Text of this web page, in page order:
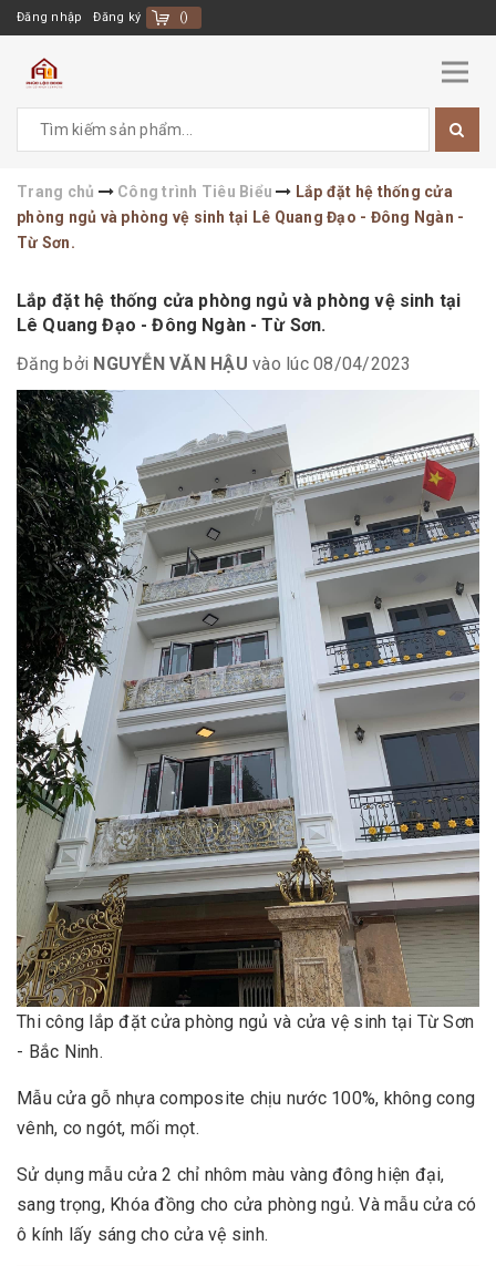
Đăng nhập Đăng ký ()
Trang chủ Công trình Tiêu Biểu
Lắp đặt hệ thống cửa
phòng ngủ và phòng vệ sinh tại Lê Quang Đạo - Đông Ngàn -
Từ Sơn.
Lắp đặt hệ thống cửa phòng ngủ và phòng vệ sinh tại
Lê Quang Đạo - Đông Ngàn - Từ Sơn.
Đăng bởi NGUYỄN VĂN HẬU vào lúc 08/04/2023
Thi công lắp đặt cửa phòng ngủ và cửa vệ sinh tại Từ Sơn
- Bắc Ninh.
Mẫu cửa gỗ nhựa composite chịu nước 100%, không cong
vênh, co ngót, mối mọt.
Sử dụng mẫu cửa 2 chỉ nhôm màu vàng đông hiện đại,
sang trọng, Khóa đồng cho cửa phòng ngủ. Và mẫu cửa có
ô kính lấy sáng cho cửa vệ sinh.